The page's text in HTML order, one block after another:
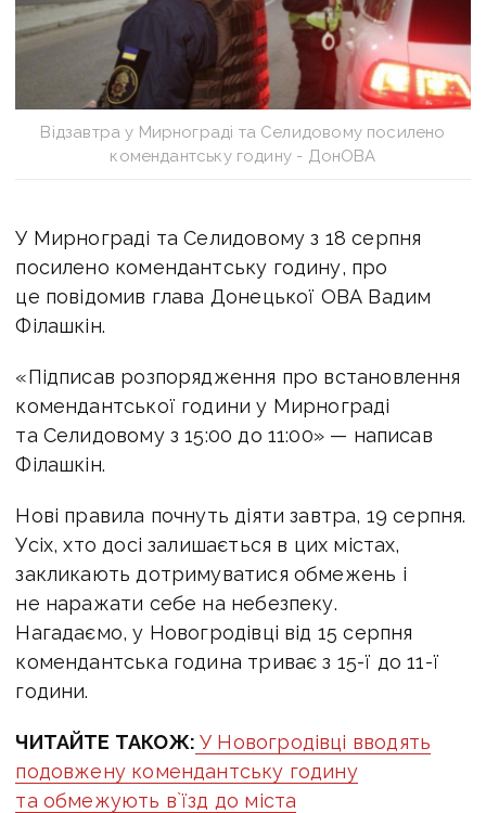
Відзавтра у Мирнограді та Селидовому посилено
комендантську годину - ДонОВА
У Мирнограді та Селидовому з 18 серпня
посилено комендантську годину, про
це повідомив глава Донецької ОВА Вадим
Філашкін.
«Підписав розпорядження про встановлення
комендантської години у Мирнограді
та Селидовому з 15:00 до 11:00» — написав
Філашкін.
Нові правила почнуть діяти завтра, 19 серпня.
Усіх, хто досі залишається в цих містах,
закликають дотримуватися обмежень і
не наражати себе на небезпеку.
Нагадаємо, у Новогродівці від 15 серпня
комендантська година триває з 15-ї до 11-ї
години.
ЧИТАЙТЕ ТАКОЖ: У Новогродівці вводять
подовжену комендантську годину
та обмежують в`їзд до міста